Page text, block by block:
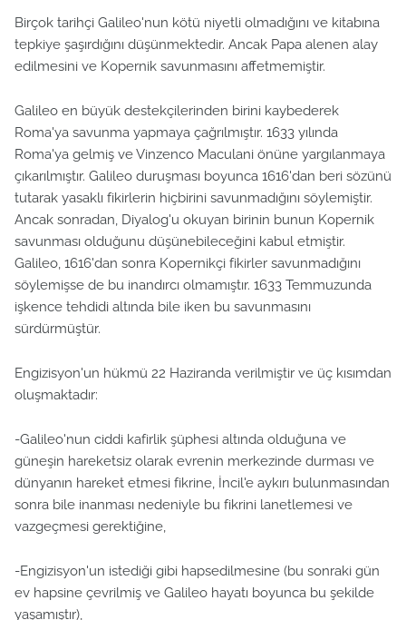
Birçok tarihçi Galileo'nun kötü niyetli olmadığını ve kitabına
tepkiye şaşırdığını düşünmektedir. Ancak Papa alenen alay
edilmesini ve Kopernik savunmasını affetmemiştir.
Galileo en büyük destekçilerinden birini kaybederek
Roma'ya savunma yapmaya çağrılmıştır. 1633 yılında
Roma'ya gelmiş ve Vinzenco Maculani önüne yargılanmaya
çıkarılmıştır. Galileo duruşması boyunca 1616'dan beri sözünü
tutarak yasaklı fikirlerin hiçbirini savunmadığını söylemiştir.
Ancak sonradan, Diyalog'u okuyan birinin bunun Kopernik
savunması olduğunu düşünebileceğini kabul etmiştir.
Galileo, 1616'dan sonra Kopernikçi fikirler savunmadığını
söylemişse de bu inandırcı olmamıştır. 1633 Temmuzunda
işkence tehdidi altında bile iken bu savunmasını
sürdürmüştür.
Engizisyon'un hükmü 22 Haziranda verilmiştir ve üç kısımdan
oluşmaktadır:
-Galileo'nun ciddi kafirlik şüphesi altında olduğuna ve
güneşin hareketsiz olarak evrenin merkezinde durması ve
dünyanın hareket etmesi fikrine, İncil'e aykırı bulunmasından
sonra bile inanması nedeniyle bu fikrini lanetlemesi ve
vazgeçmesi gerektiğine,
-Engizisyon'un istediği gibi hapsedilmesine (bu sonraki gün
ev hapsine çevrilmiş ve Galileo hayatı boyunca bu şekilde
yaşamıştır),